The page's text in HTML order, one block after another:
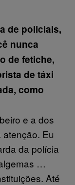
de policiais,
nunca
de fetiche,
de táxi
, como
e a dos
Eu
da polícia
…
Até